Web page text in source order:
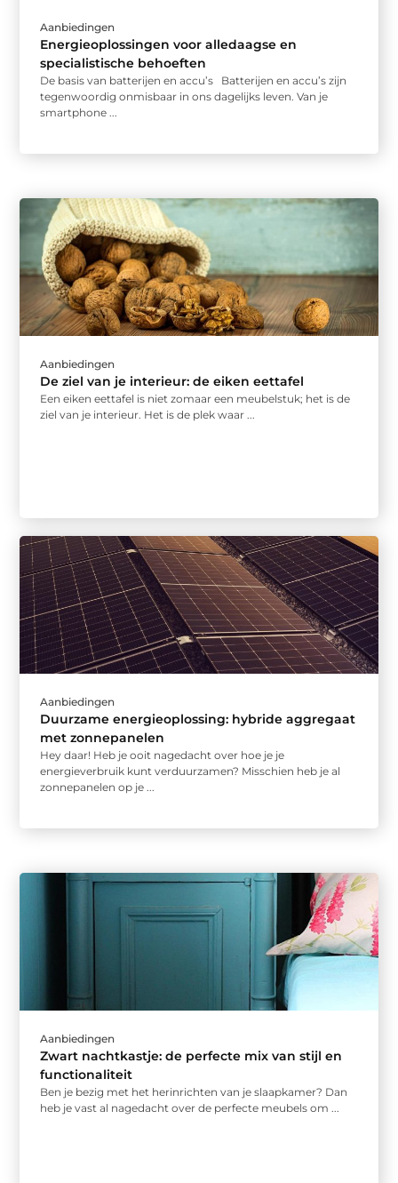
Aanbiedingen
Energieoplossingen voor alledaagse en
specialistische behoeften
De basis van batterijen en accu’s Batterijen en accu’s zijn
tegenwoordig onmisbaar in ons dagelijks leven. Van je
smartphone ...
Aanbiedingen
De ziel van je interieur: de eiken eettafel
Een eiken eettafel is niet zomaar een meubelstuk; het is de
ziel van je interieur. Het is de plek waar ...
Aanbiedingen
Duurzame energieoplossing: hybride aggregaat
met zonnepanelen
Hey daar! Heb je ooit nagedacht over hoe je je
energieverbruik kunt verduurzamen? Misschien heb je al
zonnepanelen op je ...
Aanbiedingen
Zwart nachtkastje: de perfecte mix van stijl en
functionaliteit
Ben je bezig met het herinrichten van je slaapkamer? Dan
heb je vast al nagedacht over de perfecte meubels om ...